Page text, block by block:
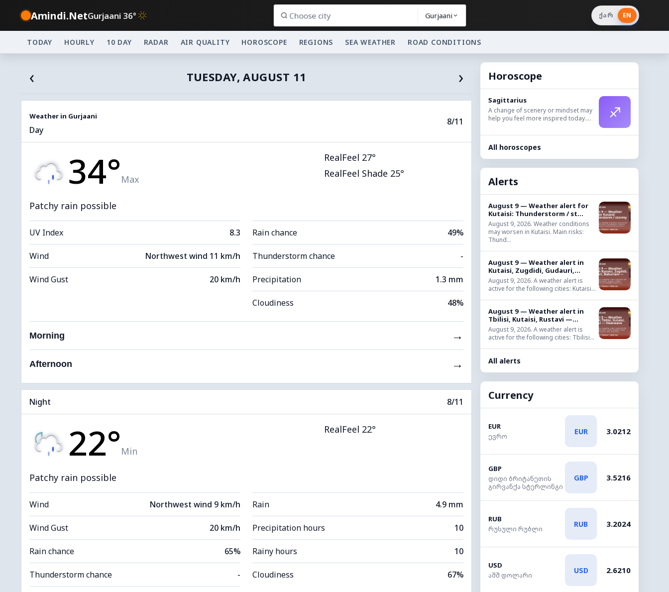
Amindi.NetGurjaani 36° Gurjaani ქარ EN
TODAY HOURLY 10 DAY RADAR AIR QUALITY HOROSCOPE REGIONS SEA WEATHER ROAD CONDITIONS
‹ TUESDAY, AUGUST 11 ›
Weather in Gurjaani
Day
8/11
34° Max
RealFeel 27°
RealFeel Shade 25°
Patchy rain possible
UV Index 8.3
Wind Northwest wind 11 km/h
Wind Gust 20 km/h
Rain chance 49%
Thunderstorm chance -
Precipitation 1.3 mm
Cloudiness 48%
Morning →
Afternoon →
Night 8/11
22° Min
RealFeel 22°
Patchy rain possible
Wind Northwest wind 9 km/h
Wind Gust 20 km/h
Rain chance 65%
Thunderstorm chance -
Rain 4.9 mm
Precipitation hours 10
Rainy hours 10
Cloudiness 67%
Horoscope
Sagittarius
A change of scenery or mindset may
help you feel more inspired today....
♐
All horoscopes
Alerts
August 9 — Weather alert for
Kutaisi: Thunderstorm / st...
August 9, 2026. Weather conditions
may worsen in Kutaisi. Main risks:
Thund...
August 9 — Weather alert in
Kutaisi, Zugdidi, Gudauri,...
August 9, 2026. A weather alert is
active for the following cities: Kutaisi...
August 9 — Weather alert in
Tbilisi, Kutaisi, Rustavi —...
August 9, 2026. A weather alert is
active for the following cities: Tbilisi...
All alerts
Currency
EUR
ევრო
EUR 3.0212
GBP
დიდი ბრიტანეთის
გირვანქა სტერლინგი
GBP 3.5216
RUB
რუსული რუბლი
RUB 3.2024
USD
აშშ დოლარი
USD 2.6210